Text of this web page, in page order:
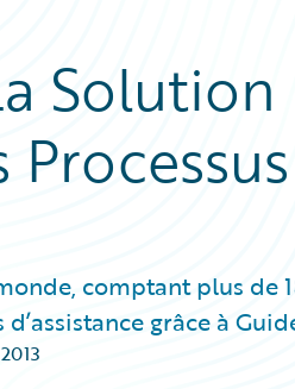
Solution
comptant plus de
grâce à